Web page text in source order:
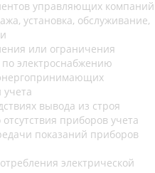
управляющих компаний
установка, обслуживание,
или ограничения
электроснабжению
вывода из строя
приборов учета
показаний приборов
электрической